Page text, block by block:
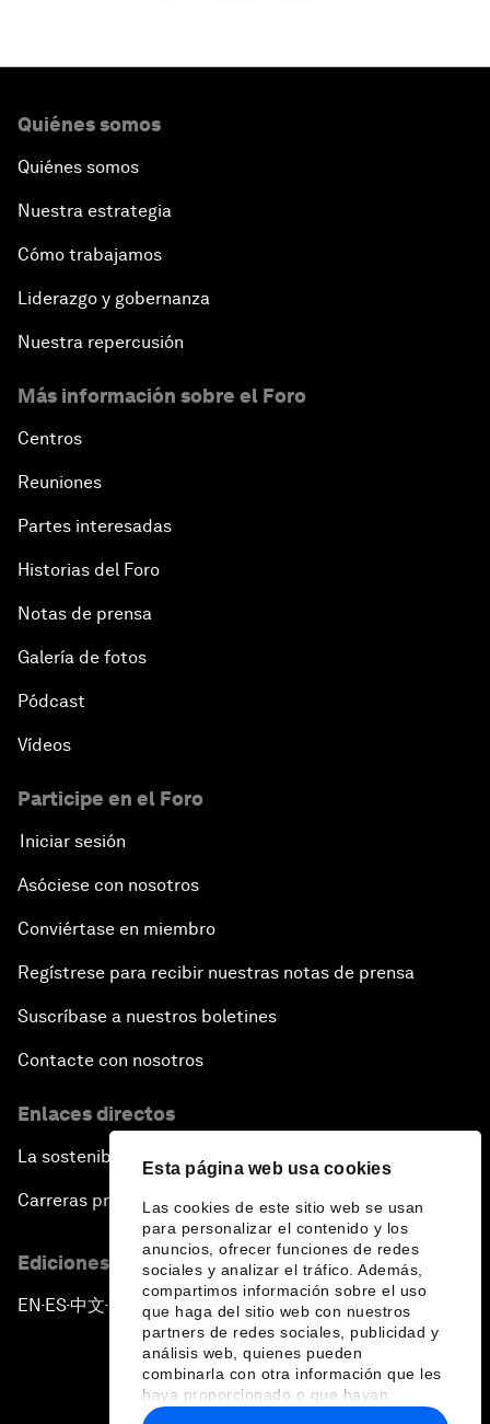
Esta página web usa cookies
Las cookies de este sitio web se usan
para personalizar el contenido y los
anuncios, ofrecer funciones de redes
sociales y analizar el tráfico. Además,
compartimos información sobre el uso
que haga del sitio web con nuestros
partners de redes sociales, publicidad y
análisis web, quienes pueden
combinarla con otra información que les
haya proporcionado o que hayan
recopilado a partir del uso que haya
Quiénes somos
Quiénes somos
Nuestra estrategia
Cómo trabajamos
Liderazgo y gobernanza
Nuestra repercusión
Más información sobre el Foro
Centros
Reuniones
Partes interesadas
Historias del Foro
Notas de prensa
Galería de fotos
Pódcast
Vídeos
Participe en el Foro
Iniciar sesión
Asóciese con nosotros
Conviértase en miembro
Regístrese para recibir nuestras notas de prensa
Suscríbase a nuestros boletines
Contacte con nosotros
Enlaces directos
La sostenibilidad en el Foro
Carreras profesionales
Ediciones en otros idiomas
EN ▪ ES▪中文▪ 日本語